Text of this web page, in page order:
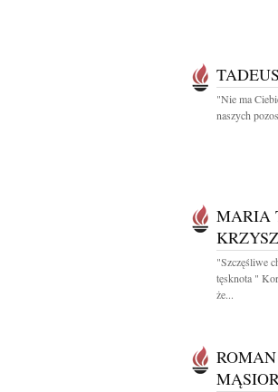
"Nie ma
naszych
MARIA
"Szczęśliwe
tęsknota "
że...